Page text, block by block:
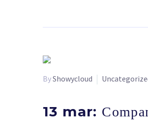
ByShowycloud
13 mar: